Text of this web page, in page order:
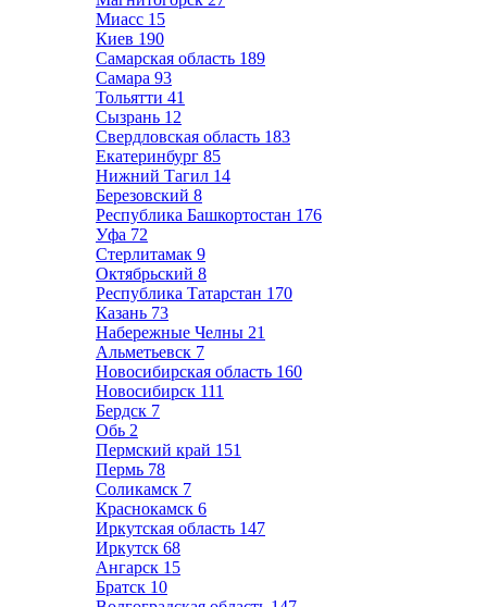
Миасс 15
Киев 190
Самарская область 189
Самара 93
Тольятти 41
Сызрань 12
Свердловская область 183
Екатеринбург 85
Нижний Тагил 14
Березовский 8
Республика Башкортостан 176
Уфа 72
Стерлитамак 9
Октябрьский 8
Республика Татарстан 170
Казань 73
Набережные Челны 21
Альметьевск 7
Новосибирская область 160
Новосибирск 111
Бердск 7
Обь 2
Пермский край 151
Пермь 78
Соликамск 7
Краснокамск 6
Иркутская область 147
Иркутск 68
Ангарск 15
Братск 10